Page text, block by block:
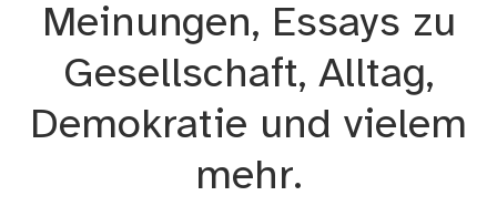
Meinungen, Essays zu
Gesellschaft, Alltag,
Demokratie und vielem
mehr.